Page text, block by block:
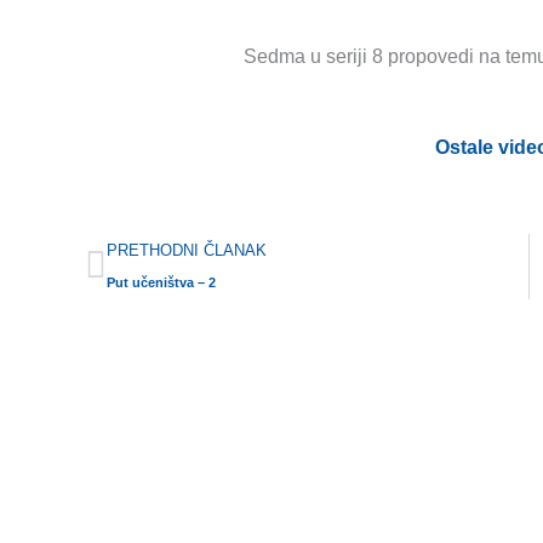
Sedma u seriji 8 propovedi na
Ostale
Prev
PRETHODNI ČLANAK
Put učeništva – 2